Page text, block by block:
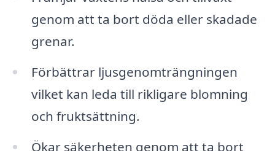
genom att ta bort döda eller skadade
grenar.
Förbättrar ljusgenomträngningen
vilket kan leda till rikligare blomning
och fruktsättning.
Ökar säkerheten genom att ta bort